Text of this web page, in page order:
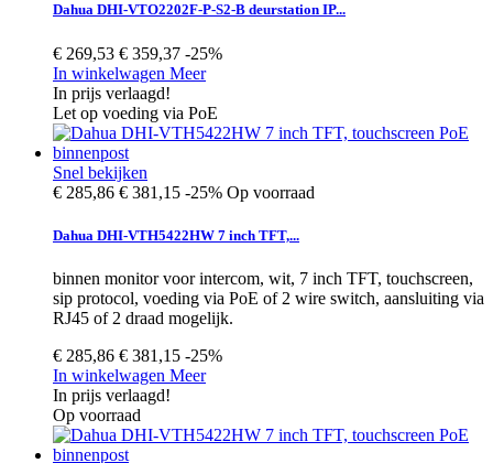
Dahua DHI-VTO2202F-P-S2-B deurstation IP...
€ 269,53 € 359,37 -25%
In winkelwagen Meer
In prijs verlaagd!
Let op voeding via PoE
Snel bekijken
€ 285,86 € 381,15 -25% Op voorraad
Dahua DHI-VTH5422HW 7 inch TFT,...
binnen monitor voor intercom, wit, 7 inch TFT, touchscreen,
sip protocol, voeding via PoE of 2 wire switch, aansluiting via
RJ45 of 2 draad mogelijk.
€ 285,86 € 381,15 -25%
In winkelwagen Meer
In prijs verlaagd!
Op voorraad